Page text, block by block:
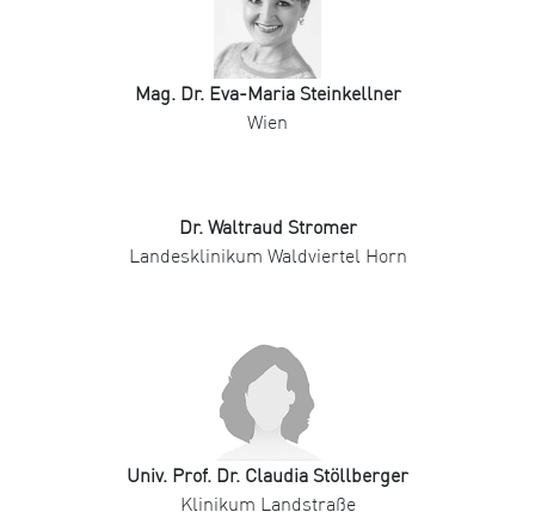
Mag. Dr. Eva-Maria Steinkellner
Wien
Dr. Waltraud Stromer
Landesklinikum Waldviertel Horn
Univ. Prof. Dr. Claudia Stöllberger
Klinikum Landstraße